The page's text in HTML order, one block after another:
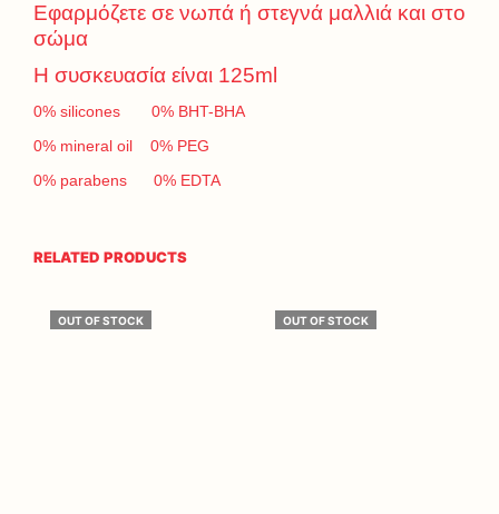
Εφαρμόζετε σε νωπά ή στεγνά μαλλιά και στο
σώμα
Η συσκευασία είναι 125ml
0% silicones 0% BHT-BHA
0% mineral oil 0% PEG
0% parabens 0% EDTA
RELATED PRODUCTS
OUT OF STOCK OUT OF STOCK